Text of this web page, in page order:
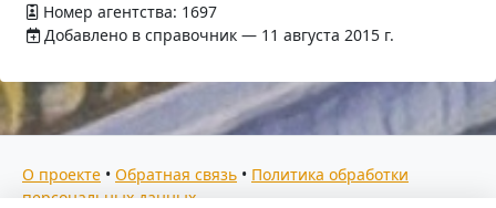
Номер агентства: 1697
Добавлено в справочник — 11 августа 2015 г.
О проекте • Обратная связь • Политика обработки
персональных данных